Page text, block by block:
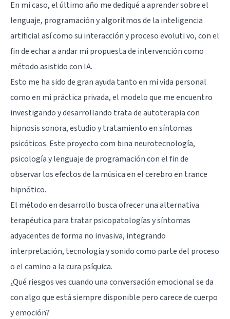
En mi caso, el último año me dediqué a aprender sobre el
lenguaje, programación y algoritmos de la inteligencia
artificial así como su interacción y proceso evoluti vo, con el
fin de echar a andar mi propuesta de intervención como
método asistido con IA.
Esto me ha sido de gran ayuda tanto en mi vida personal
como en mi práctica privada, el modelo que me encuentro
investigando y desarrollando trata de autoterapia con
hipnosis sonora, estudio y tratamiento en síntomas
psicóticos. Este proyecto com bina neurotecnología,
psicología y lenguaje de programación con el fin de
observar los efectos de la música en el cerebro en trance
hipnótico.
El método en desarrollo busca ofrecer una alternativa
terapéutica para tratar psicopatologías y síntomas
adyacentes de forma no invasiva, integrando
interpretación, tecnología y sonido como parte del proceso
o el camino a la cura psíquica.
¿Qué riesgos ves cuando una conversación emocional se da
con algo que está siempre disponible pero carece de cuerpo
y emoción?